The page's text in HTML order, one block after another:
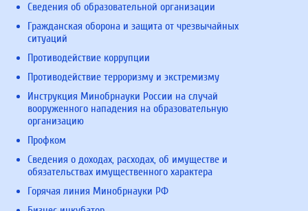
Сведения об образовательной организации
Гражданская оборона и защита от чрезвычайных
ситуаций
Противодействие коррупции
Противодействие терроризму и экстремизму
Инструкция Минобрнауки России на случай
вооруженного нападения на образовательную
организацию
Профком
Сведения о доходах, расходах, об имуществе и
обязательствах имущественного характера
Горячая линия Минобрнауки РФ